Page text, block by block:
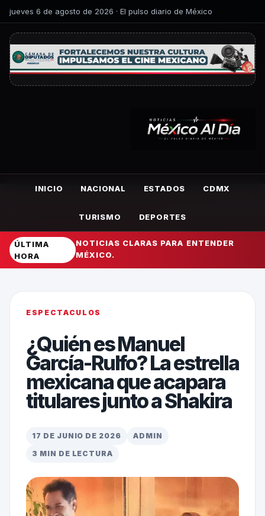
jueves 6 de agosto de 2026 · El pulso diario de México
INICIO NACIONAL ESTADOS CDMX
TURISMO DEPORTES
ÚLTIMA
HORA
NOTICIAS CLARAS PARA ENTENDER
MÉXICO.
ESPECTACULOS
¿Quién es Manuel
García-Rulfo? La estrella
mexicana que acapara
titulares junto a Shakira
17 DE JUNIO DE 2026
ADMIN
3 MIN DE LECTURA